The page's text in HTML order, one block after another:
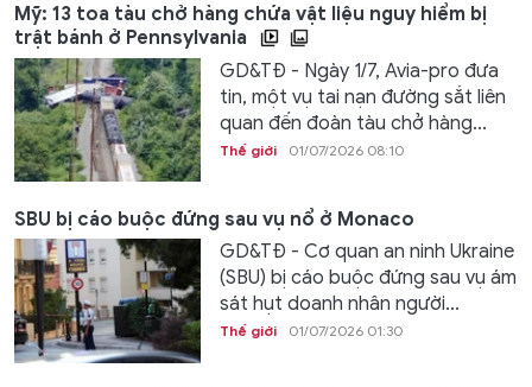
Mỹ: 13 toa tàu chở hàng chứa vật liệu nguy hiểm bị
trật bánh ở Pennsylvania
GD&TĐ - Ngày 1/7, Avia-pro đưa
tin, một vụ tai nạn đường sắt liên
quan đến đoàn tàu chở hàng...
Thế giới 01/07/2026 08:10
SBU bị cáo buộc đứng sau vụ nổ ở Monaco
GD&TĐ - Cơ quan an ninh Ukraine
(SBU) bị cáo buộc đứng sau vụ ám
sát hụt doanh nhân người...
Thế giới 01/07/2026 01:30